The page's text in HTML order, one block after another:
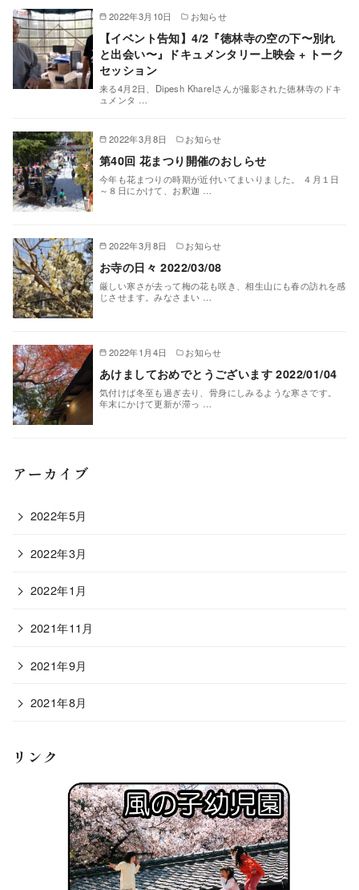
2022年3月10日 お知らせ
【イベント告知】4/2『徳林寺の空の下〜別れ
と出会い〜』ドキュメンタリー上映会 + トーク
セッション
来る4月2日、Dipesh Kharelさんが撮影された徳林寺のドキ
ュメンタ …
2022年3月8日 お知らせ
第40回 花まつり開催のおしらせ
今年も花まつりの時期が近付いてまいりました。 ４月１日
～８日にかけて、お釈迦 …
2022年3月8日 お知らせ
お寺の日々 2022/03/08
厳しい寒さが去って梅の花も咲き、相生山にも春の訪れを感
じさせます。みなさまい …
2022年1月4日 お知らせ
あけましておめでとうございます 2022/01/04
気付けば冬至も過ぎ去り、骨身にしみるような寒さです。
年末にかけて更新が滞っ …
アーカイブ
2022年5月
2022年3月
2022年1月
2021年11月
2021年9月
2021年8月
リンク